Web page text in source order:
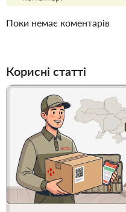
Поки немає коментарів
Корисні статті